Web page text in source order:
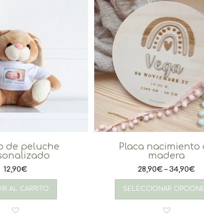
de peluche
12,90€
AL CARRITO
Placa nacimiento
madera
28,90€–34,90€
SELECCIONAR